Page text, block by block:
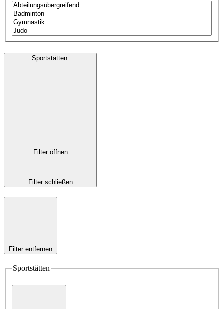
Sportstätten:
Filter öffnen
Filter schließen
Filter entfernen
Sportstätten